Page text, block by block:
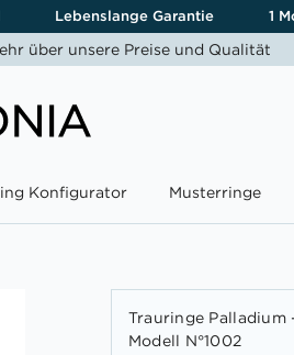
Lebenslange Garantie 1
über unsere Preise und Qualität
Konfigurator Musterringe
Trauringe
Modell N°1002